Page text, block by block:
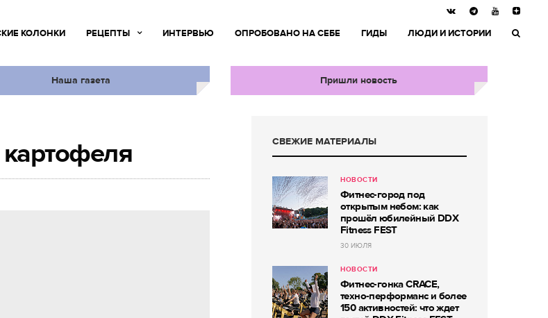
КОЛОНКИ РЕЦЕПТЫ ИНТЕРВЬЮ ОПРОБОВАНО НА СЕБЕ ГИДЫ ЛЮДИ И ИСТОРИИ
Наша газета Пришли новость
СВЕЖИЕ МАТЕРИАЛЫ
НОВОСТИ
Фитнес-город под
открытым небом: как
прошёл юбилейный DDX
Fitness FEST
30 ИЮЛЯ
НОВОСТИ
Фитнес-гонка CRACE,
техно-перформанс и более
150 активностей: что ждет